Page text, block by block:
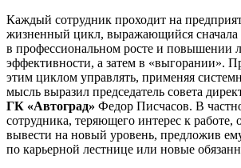
Каждый сотрудник проходит на
жизненный цикл, выражающийся сначала
в профессиональном росте и повышении
эффективности, а затем в «выгорании».
этим циклом управлять, применяя
мысль выразил председатель совета
ГК «Автоград» Федор Писчасов. В
сотрудника, теряющего интерес к
вывести на новый уровень, предложив
по карьерной лестнице или новые